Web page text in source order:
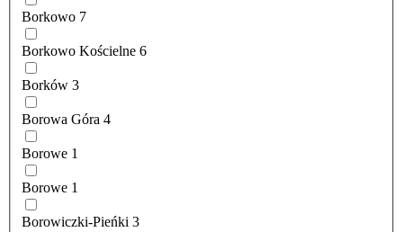
Borkowo 7
Borkowo Kościelne 6
Borków 3
Borowa Góra 4
Borowe 1
Borowe 1
Borowiczki-Pieńki 3